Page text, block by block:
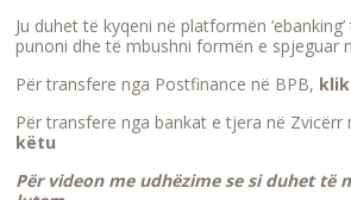
Ju duhet të kyqeni në platformën
punoni dhe të mbushni formën e spjeguar
Për transfere nga Postfinance në BPB,
Për transfere nga bankat e tjera në Zvicërr
këtu
Për videon me udhëzime se si duhet të